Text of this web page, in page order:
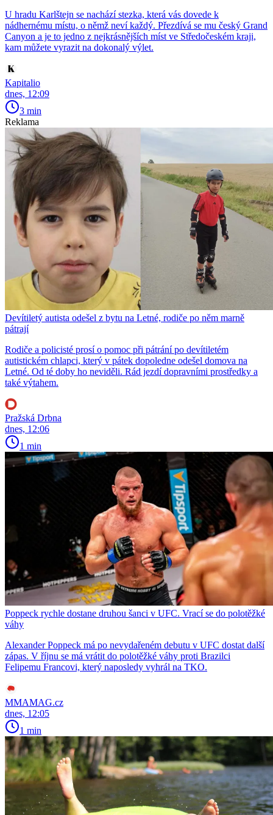
U hradu Karlštejn se nachází stezka, která vás dovede k
nádhernému místu, o němž neví každý. Přezdívá se mu český Grand
Canyon a je to jedno z nejkrásnějších míst ve Středočeském kraji,
kam můžete vyrazit na dokonalý výlet.
Kapitalio
dnes, 12:09
3 min
Reklama
Devítiletý autista odešel z bytu na Letné, rodiče po něm marně
pátrají
Rodiče a policisté prosí o pomoc při pátrání po devítiletém
autistickém chlapci, který v pátek dopoledne odešel domova na
Letné. Od té doby ho neviděli. Rád jezdí dopravními prostředky a
také výtahem.
Pražská Drbna
dnes, 12:06
1 min
Poppeck rychle dostane druhou šanci v UFC. Vrací se do polotěžké
váhy
Alexander Poppeck má po nevydařeném debutu v UFC dostat další
zápas. V říjnu se má vrátit do polotěžké váhy proti Brazilci
Felipemu Francovi, který naposledy vyhrál na TKO.
MMAMAG.cz
dnes, 12:05
1 min